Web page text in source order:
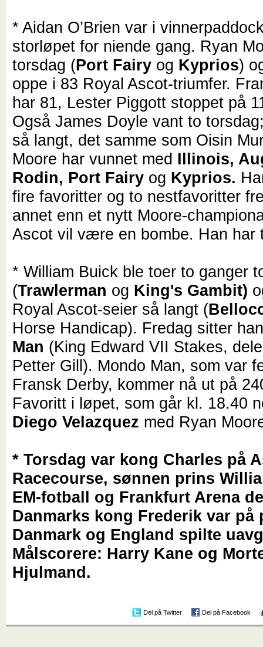
* Aidan O’Brien var i
storløpet for niende gang. Ryan
torsdag (Port Fairy og Kyprios)
oppe i 83 Royal Ascot-triumfer.
har 81, Lester Piggott stoppet på
Også James Doyle vant to
så langt, det samme som Oisin
Moore har vunnet med Illinois,
Rodin, Port Fairy og Kyprios.
fire favoritter og to nestfavoritter
annet enn et nytt Moore-
Ascot vil være en bombe. Han har
* William Buick ble toer to ganger
(Trawlerman og King's Gambit)
Royal Ascot-seier så langt (
Horse Handicap). Fredag sitter
Man (King Edward VII Stakes,
Petter Gill). Mondo Man, som var
Fransk Derby, kommer nå ut på
Favoritt i løpet, som går kl. 18.40
Diego Velazquez med Ryan
* Torsdag var kong Charles på
Racecourse, sønnen prins
EM-fotball og Frankfurt Arena
Danmarks kong Frederik var på
Danmark og England spilte
Målscorere: Harry Kane og
Hjulmand.
Del på Twitter Del på Facebook